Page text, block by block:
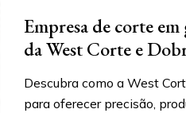
Empresa de corte
da West Corte e
Descubra como a West
para oferecer precisão,